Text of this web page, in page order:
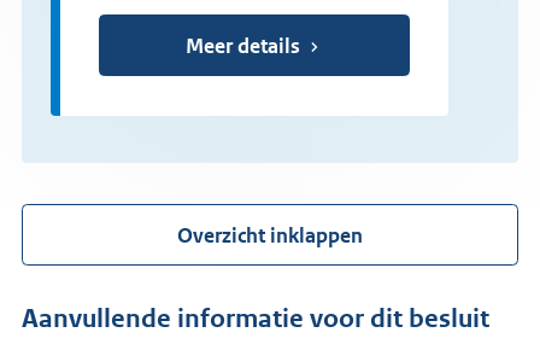
Meer details
Overzicht inklappen
Aanvullende informatie voor dit besluit